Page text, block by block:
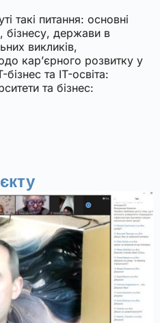
такі питання: основні
бізнесу, держави в
викликів,
кар’єрного розвитку у
та IT-освіта:
та бізнес: